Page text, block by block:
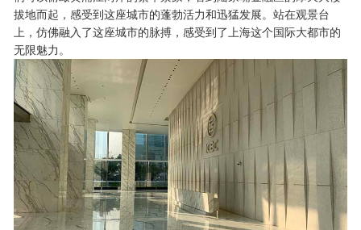
拔地而起，感受到这座城市的蓬勃活力和迅猛发展。站在观景台
上，仿佛融入了这座城市的脉搏，感受到了上海这个国际大都市的
无限魅力。